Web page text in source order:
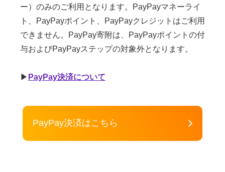
ー）のみのご利用となります。PayPayマネーライ
ト、PayPayポイント、PayPayクレジットはご利用
できません。PayPay寄附は、PayPayポイントの付
与およびPayPayステップの対象外となります。
▶ PayPay決済について
PayPay決済はこちら